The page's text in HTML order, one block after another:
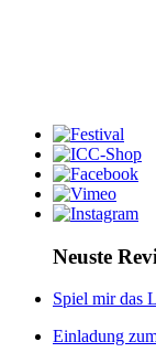
Neuste
Spiel mir das
Einladung